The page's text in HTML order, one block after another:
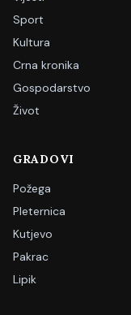
Sport
Kultura
Crna kronika
Gospodarstvo
Život
GRADOVI
Požega
Pleternica
Kutjevo
Pakrac
Lipik